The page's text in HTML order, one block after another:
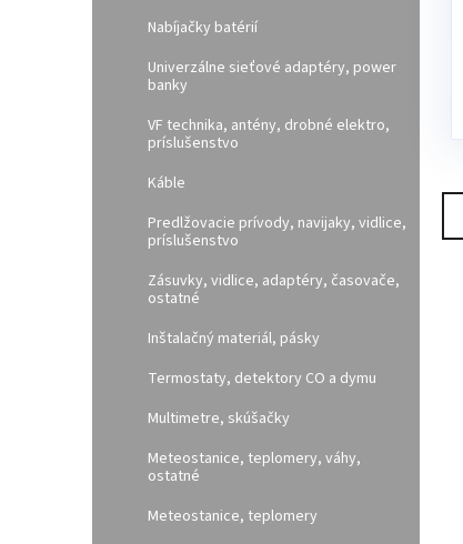
Nabíjačky batérií
Univerzálne sieťové adaptéry, power
banky
VF technika, antény, drobné elektro,
príslušenstvo
Káble
Predlžovacie prívody, navijaky, vidlice,
príslušenstvo
Zásuvky, vidlice, adaptéry, časovače,
ostatné
Inštalačný materiál, pásky
Termostaty, detektory CO a dymu
Multimetre, skúšačky
Meteostanice, teplomery, váhy,
ostatné
Meteostanice, teplomery